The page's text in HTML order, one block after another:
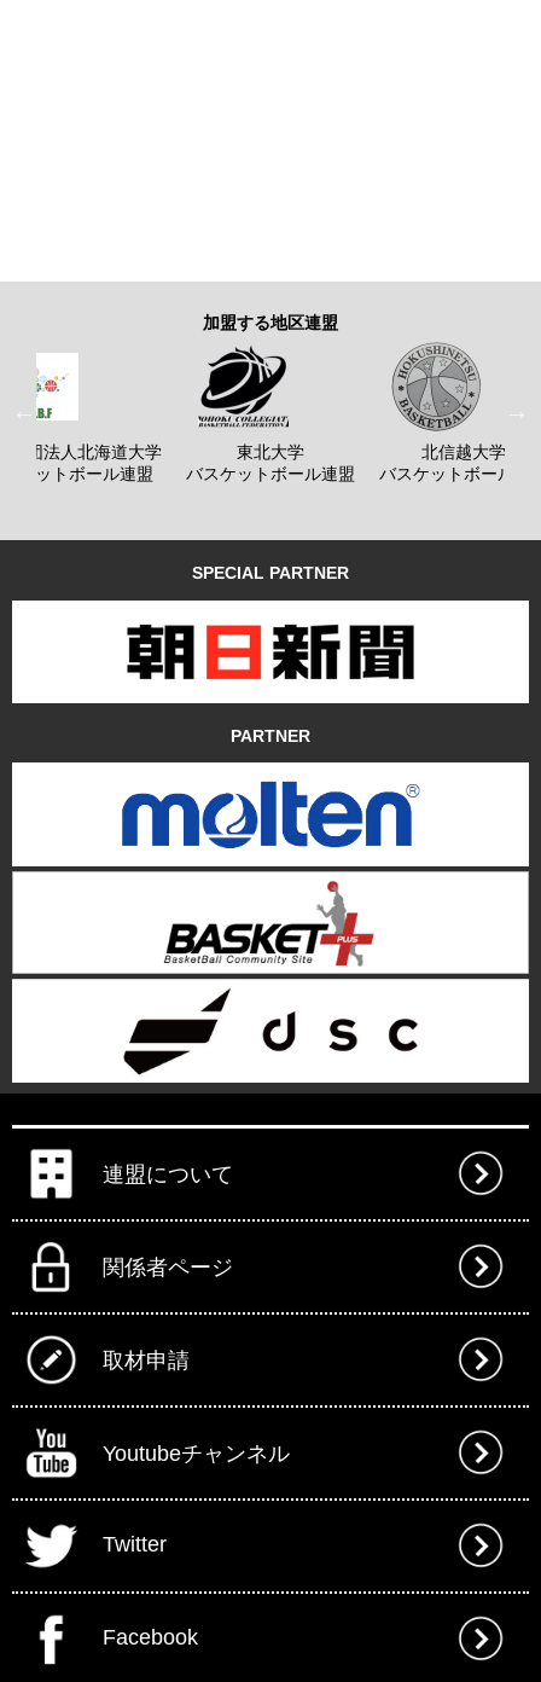
加盟する地区連盟
社団法人北海道大学
ケットボール連盟
東北大学
バスケットボール連盟
北信越大学
バスケットボール連
SPECIAL PARTNER
PARTNER
連盟について
関係者ページ
取材申請
Youtubeチャンネル
Twitter
Facebook